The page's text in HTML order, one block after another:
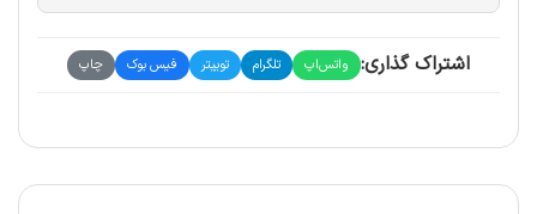
اشتراک گذاری: واتس‌اپ تلگرام توییتر فیس بوک چاپ